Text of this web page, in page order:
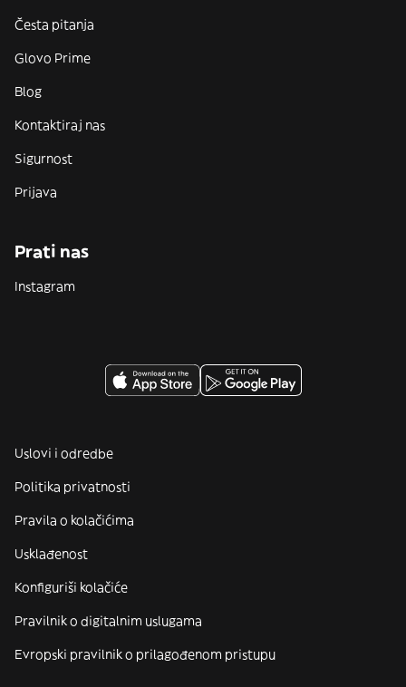
Česta pitanja
Glovo Prime
Blog
Kontaktiraj nas
Sigurnost
Prijava
Prati nas
Instagram
Uslovi i odredbe
Politika privatnosti
Pravila o kolačićima
Usklađenost
Konfiguriši kolačiće
Pravilnik o digitalnim uslugama
Evropski pravilnik o prilagođenom pristupu